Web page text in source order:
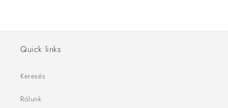
Quick links
Keresés
Rólunk